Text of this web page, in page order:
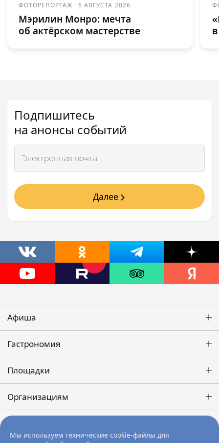
ФОТОРЕПОРТАЖ ·6 АВГУСТА 2026
Мэрилин Монро: мечта
об актёрском мастерстве
Мы используем технические cookie-файлы для
Подпишитесь
на анонсы событий
Далее
Афиша
Гастрономия
Площадки
Организациям